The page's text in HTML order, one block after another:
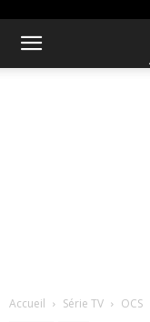
Accueil Série TV OCS